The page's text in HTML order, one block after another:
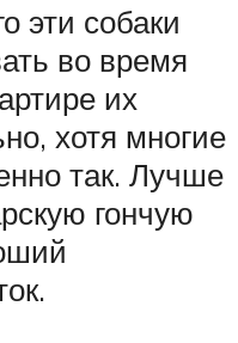
эти собаки
во время
их
хотя многие
так. Лучше
гончую